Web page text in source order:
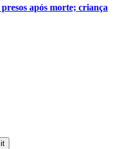
após morte; criança